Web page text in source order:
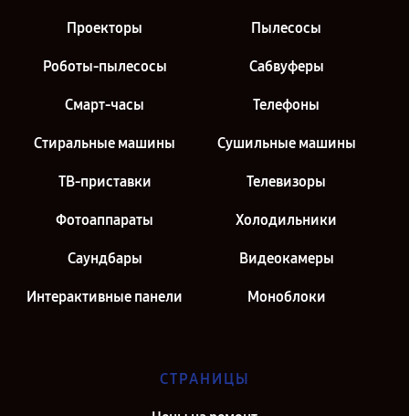
Проекторы Пылесосы
Роботы-пылесосы Сабвуферы
Смарт-часы Телефоны
Стиральные машины Сушильные машины
ТВ-приставки Телевизоры
Фотоаппараты Холодильники
Саундбары Видеокамеры
Интерактивные панели Моноблоки
СТРАНИЦЫ